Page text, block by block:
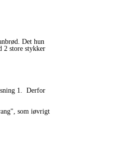
Det hun
2 store stykker
1. Derfor
som iøvrigt